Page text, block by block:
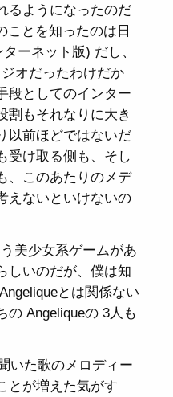
るようになったのだ
ことを知ったのは日
ーネット版) だし、
オだったわけだか
段としてのインター
割もそれなりに大き
以前ほどではないだ
受け取る側も、そし
、このあたりのメデ
えないといけないの
美少女系ゲームがあ
しいのだが、僕は知
とは関係ない
の Angeliqueの 3人も
いた歌のメロディー
とが増えた気がす